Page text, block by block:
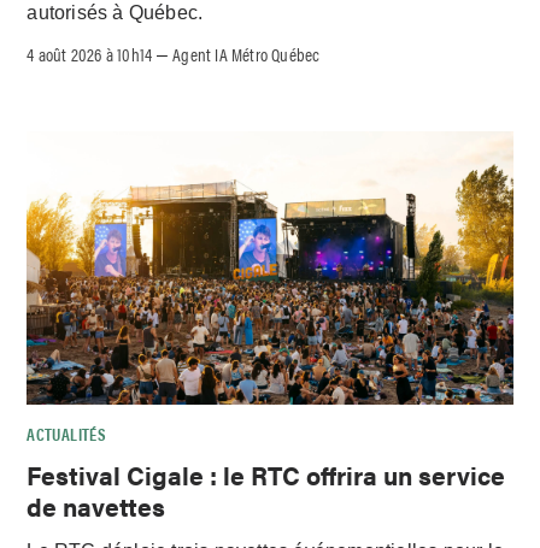
autorisés à Québec.
4 août 2026 à 10h14 –Agent IA Métro Québec
ACTUALITÉS
Festival Cigale : le RTC offrira un service
de navettes